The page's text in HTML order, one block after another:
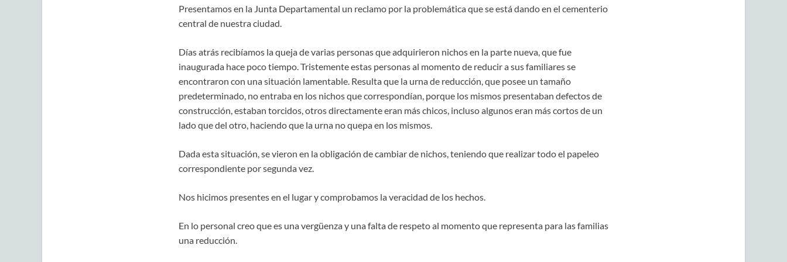
Presentamos en la Junta Departamental un reclamo por la problemática que se está dando en el cementerio
central de nuestra ciudad.
Días atrás recibíamos la queja de varias personas que adquirieron nichos en la parte nueva, que fue
inaugurada hace poco tiempo. Tristemente estas personas al momento de reducir a sus familiares se
encontraron con una situación lamentable. Resulta que la urna de reducción, que posee un tamaño
predeterminado, no entraba en los nichos que correspondían, porque los mismos presentaban defectos de
construcción, estaban torcidos, otros directamente eran más chicos, incluso algunos eran más cortos de un
lado que del otro, haciendo que la urna no quepa en los mismos.
Dada esta situación, se vieron en la obligación de cambiar de nichos, teniendo que realizar todo el papeleo
correspondiente por segunda vez.
Nos hicimos presentes en el lugar y comprobamos la veracidad de los hechos.
En lo personal creo que es una vergüenza y una falta de respeto al momento que representa para las familias
una reducción.